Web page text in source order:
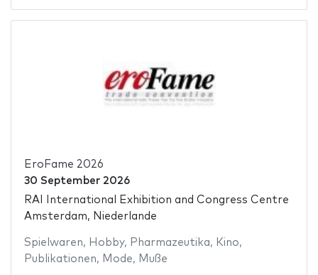
EroFame 2026
30 September 2026
RAI International Exhibition and Congress Centre
Amsterdam, Niederlande
Spielwaren, Hobby, Pharmazeutika, Kino,
Publikationen, Mode, Muße